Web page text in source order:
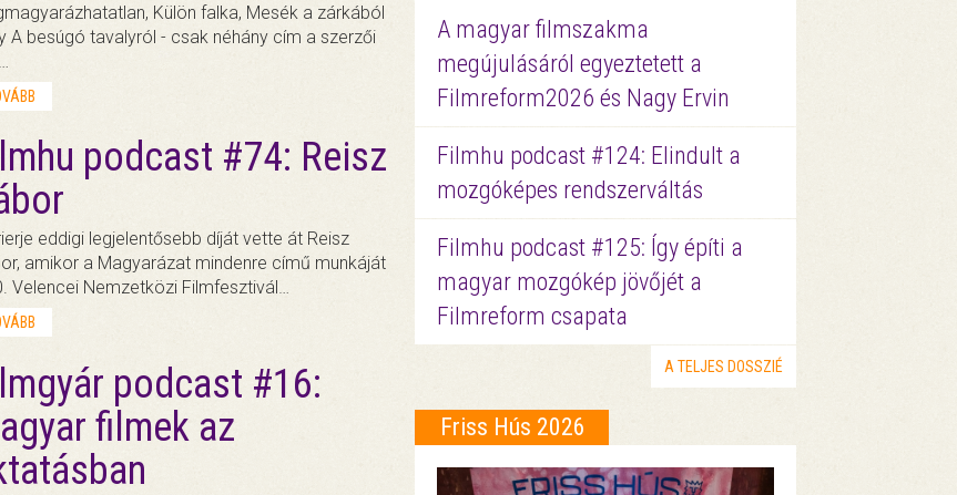
Külön falka, Mesék a zárkából
A besúgó tavalyról - csak néhány cím a szerzői
podcast #74: Reisz
eddigi legjelentősebb díját vette át Reisz
amikor a Magyarázat mindenre című munkáját
Velencei Nemzetközi Filmfesztivál…
podcast #16:
filmek az
A magyar filmszakma
megújulásáról egyeztetett a
Filmreform2026 és Nagy Ervin
Filmhu podcast #124: Elindult a
mozgóképes rendszerváltás
Filmhu podcast #125: Így építi a
magyar mozgókép jövőjét a
Filmreform csapata
A TELJES DOSSZIÉ
Friss Hús 2026